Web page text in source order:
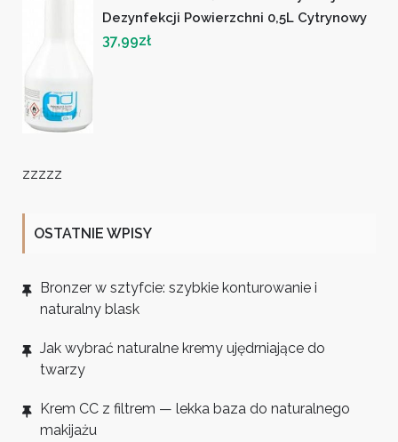
Dezynfekcji Powierzchni 0,5L Cytrynowy
37,99zł
zzzzz
OSTATNIE WPISY
Bronzer w sztyfcie: szybkie konturowanie i
naturalny blask
Jak wybrać naturalne kremy ujędrniające do
twarzy
Krem CC z filtrem — lekka baza do naturalnego
makijażu